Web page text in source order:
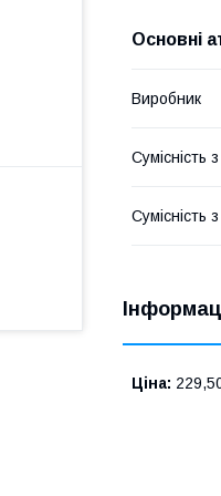
Основні
Виробник
Сумісність
Сумісність
Ціна: